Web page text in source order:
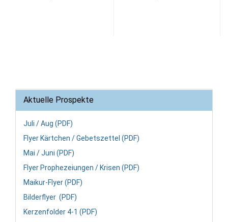
Aktuelle Prospekte
Juli / Aug (PDF)
Flyer Kärtchen / Gebetszettel (PDF)
Mai / Juni (PDF)
Flyer Prophezeiungen / Krisen (PDF)
Maikur-Flyer (PDF)
Bilderflyer (PDF)
Kerzenfolder 4-1 (PDF)